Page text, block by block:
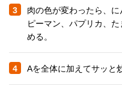
3
肉の色が変わったら、
ピーマン、パプリカ、
める。
4 Aを全体に加えてサッと